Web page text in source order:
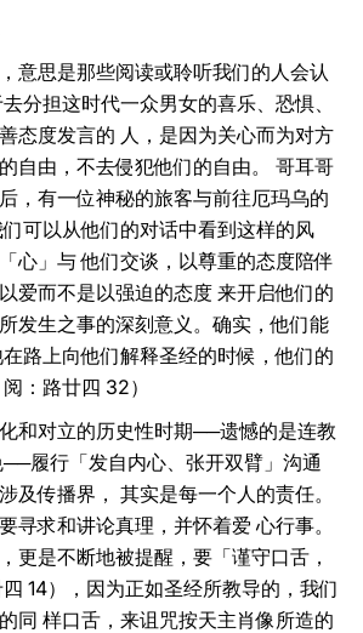
意思是那些阅读或聆听我们的人会认
分担这时代一众男女的喜乐、恐惧、
态度发言的 人，是因为关心而为对方
自由，不去侵犯他们的自由。 哥耳哥
，有一位神秘的旅客与前往厄玛乌的
可以从他们的对话中看到这样的风
心」与 他们交谈，以尊重的态度陪伴
爱而不是以强迫的态度 来开启他们的
发生之事的深刻意义。确实，他们能
路上向他们解释圣经的时候，他们的
：路廿四 32）
和对立的历史性时期──遗憾的是连教
履行「发自内心、张开双臂」沟通
及传播界， 其实是每一个人的责任。
寻求和讲论真理，并怀着爱 心行事。
更是不断地被提醒，要「谨守口舌，
14），因为正如圣经所教导的，我们
同 样口舌，来诅咒按天主肖像所造的